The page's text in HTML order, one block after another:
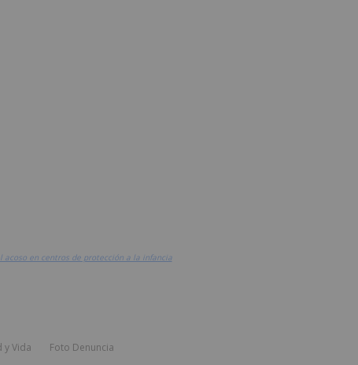
acoso en centros de protección a la infancia
y Vida Foto Denuncia